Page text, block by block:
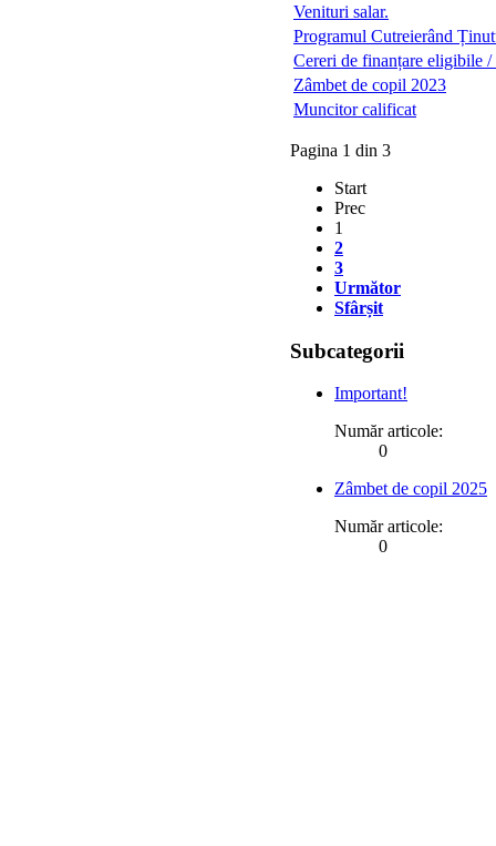
Venituri salar.
Programul Cutreierând
Cereri de finanțare eligibile
Zâmbet de copil 2023
Muncitor calificat
Pagina 1 din 3
Start
Prec
1
2
3
Următor
Sfârșit
Subcategorii
Important!
Număr articole:
0
Zâmbet de copil 2025
Număr articole:
0